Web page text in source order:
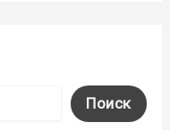
Поиск